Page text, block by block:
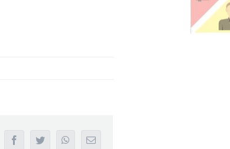
facebooktwitter whatsappEmail